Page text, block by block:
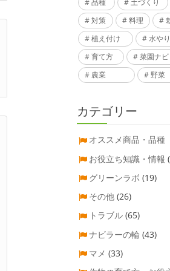
品種
土づくり
対策
料理
植え付け
水やり
育て方
菜園ナビ
農業
野菜
カテゴリー
オススメ商品・品種
お役立ち知識・情報
グリーンラボ (19)
その他 (26)
トラブル (65)
ナビラーの輪 (43)
マメ (33)